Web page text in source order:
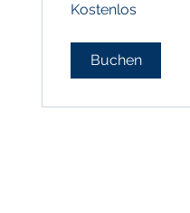
Kostenlos
Buchen